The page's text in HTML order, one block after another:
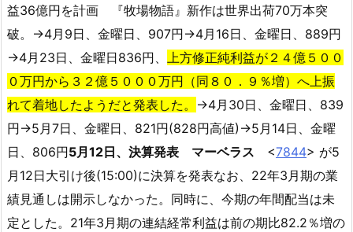
益36億円を計画 『牧場物語』新作は世界出荷70万本突
破。→4月9日、金曜日、907円→4月16日、金曜日、889円
→4月23日、金曜日836円、 上方修正純利益が２４億５００
０万円から３２億５０００万円（同８０．９％増）へ上振
れて着地したようだと発表した。 →4月30日、金曜日、839
円→5月7日、金曜日、821円(828円高値)→5月14日、金曜
日、806円5月12日、決算発表 マーベラス <7844> が5
月12日大引け後(15:00)に決算を発表なお、22年3月期の業
績見通しは開示しなかった。同時に、今期の年間配当は未
定とした。21年3月期の連結経常利益は前の期比82.2％増の